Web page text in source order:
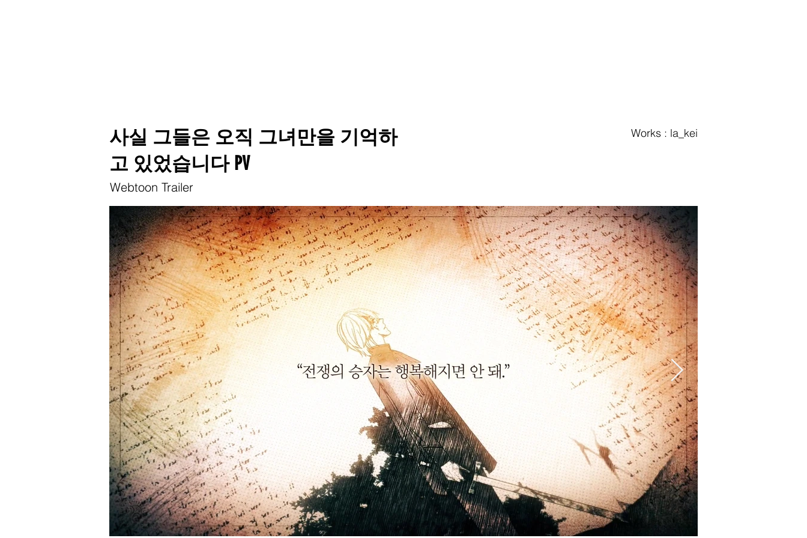
사실 그들은 오직 그녀만을 기억하
고 있었습니다 PV
Webtoon Trailer
Works : la_kei